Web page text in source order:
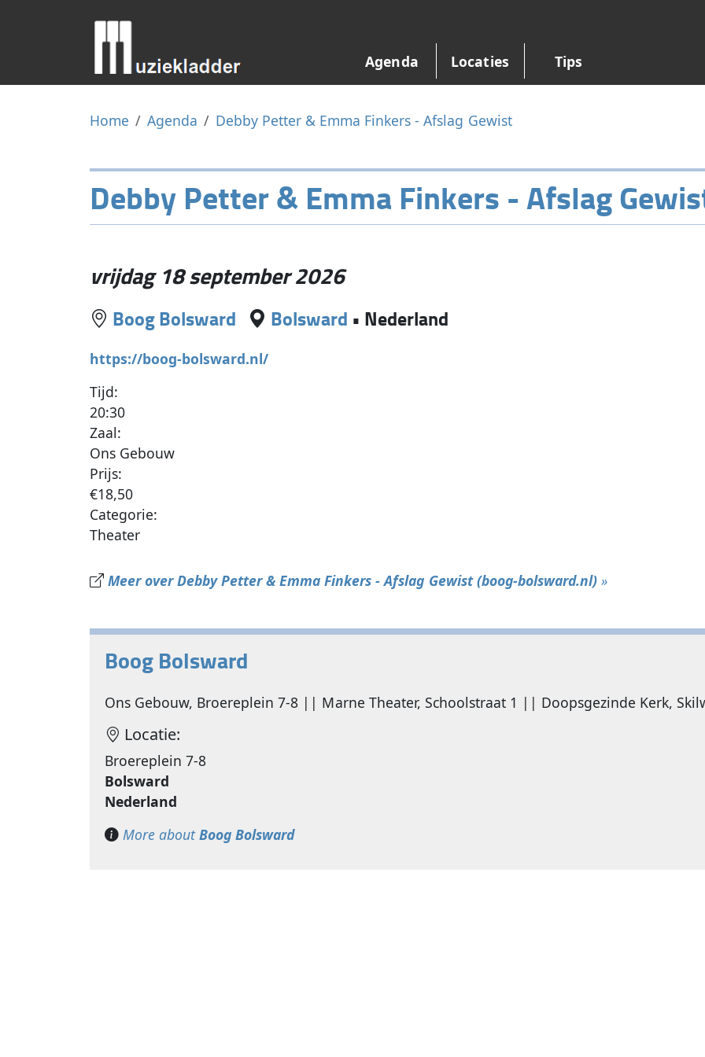
Agenda Locaties Tips
Home Agenda Debby Petter & Emma Finkers - Afslag Gewist
Debby Petter & Emma Finkers - Afslag
vrijdag 18 september 2026
Boog Bolsward Bolsward • Nederland
https://boog-bolsward.nl/
Tijd:
20:30
Zaal:
Ons Gebouw
Prijs:
€18,50
Categorie:
Theater
Meer over Debby Petter & Emma Finkers - Afslag Gewist (boog-bolsward.nl)»
Boog Bolsward
Ons Gebouw, Broereplein 7-8 || Marne Theater, Schoolstraat 1 || Doopsgezinde Kerk,
Locatie:
Broereplein 7-8
Bolsward
Nederland
More aboutBoog Bolsward